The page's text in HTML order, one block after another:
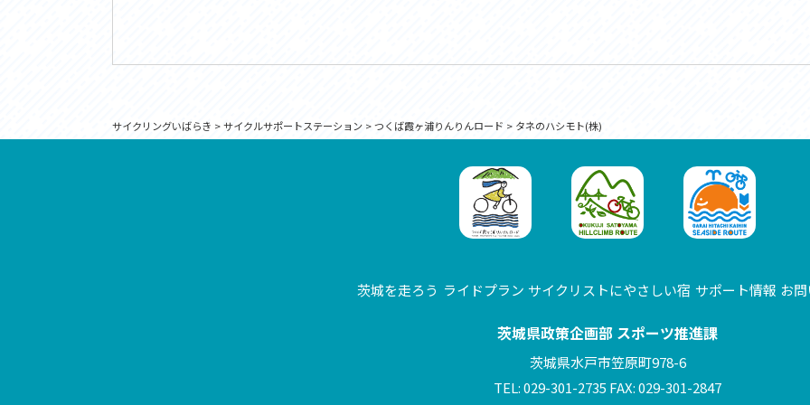
サイクリングいばらき >サイクルサポートステーション>つくば霞ヶ浦りんりんロード > タネのハシモト(株)
茨城を走ろう ライドプラン サイクリストにやさしい宿 サポート情報 お
茨城県政策企画部 スポーツ推進課
茨城県水戸市笠原町978-6
TEL: 029-301-2735 FAX: 029-301-2847